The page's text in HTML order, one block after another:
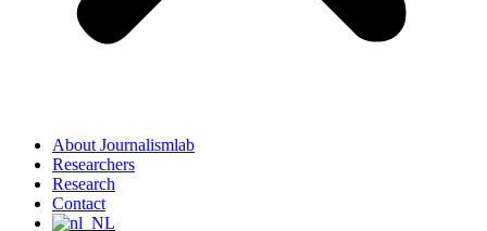
About Journalismlab
Researchers
Research
Contact